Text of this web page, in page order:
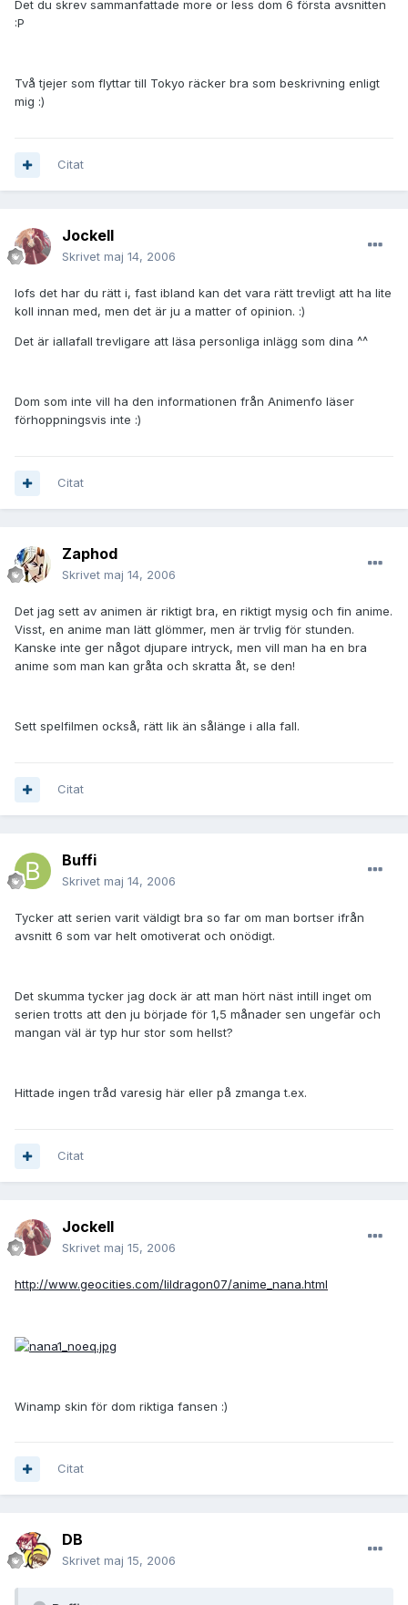
Det du skrev sammanfattade more or less dom 6 första avsnitten
:P
Två tjejer som flyttar till Tokyo räcker bra som beskrivning enligt
mig :)
Citat
JockeII
Skrivet maj 14, 2006
Iofs det har du rätt i, fast ibland kan det vara rätt trevligt att ha lite
koll innan med, men det är ju a matter of opinion. :)
Det är iallafall trevligare att läsa personliga inlägg som dina ^^
Dom som inte vill ha den informationen från Animenfo läser
förhoppningsvis inte :)
Citat
Zaphod
Skrivet maj 14, 2006
Det jag sett av animen är riktigt bra, en riktigt mysig och fin anime.
Visst, en anime man lätt glömmer, men är trvlig för stunden.
Kanske inte ger något djupare intryck, men vill man ha en bra
anime som man kan gråta och skratta åt, se den!
Sett spelfilmen också, rätt lik än sålänge i alla fall.
Citat
Buffi
Skrivet maj 14, 2006
Tycker att serien varit väldigt bra so far om man bortser ifrån
avsnitt 6 som var helt omotiverat och onödigt.
Det skumma tycker jag dock är att man hört näst intill inget om
serien trotts att den ju började för 1,5 månader sen ungefär och
mangan väl är typ hur stor som hellst?
Hittade ingen tråd varesig här eller på zmanga t.ex.
Citat
JockeII
Skrivet maj 15, 2006
http://www.geocities.com/lildragon07/anime_nana.html
Winamp skin för dom riktiga fansen :)
Citat
DB
Skrivet maj 15, 2006